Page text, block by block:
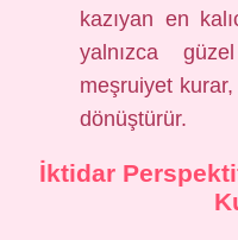
kazıyan en
yalnızca
meşruiyet
dönüştürür.
İktidar